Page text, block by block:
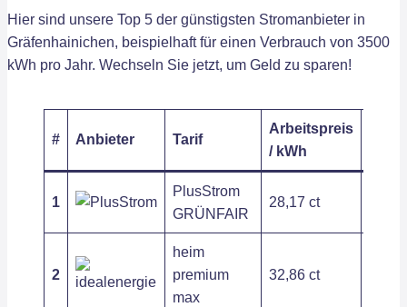
Hier sind unsere Top 5 der günstigsten Stromanbieter in
Gräfenhainichen, beispielhaft für einen Verbrauch von 3500
kWh pro Jahr. Wechseln Sie jetzt, um Geld zu sparen!
# Anbieter Tarif
Arbeitspreis
/ kWh
1
PlusStrom
GRÜNFAIR
28,17 ct
2
heim
premium
max
32,86 ct